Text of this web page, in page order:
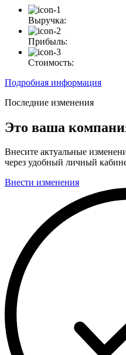
Выручка:
Прибыль:
Стоимость:
Подробная информация
Последние изменения
Это ваша
Внесите актуальные
через удобный личный
Внести изменения